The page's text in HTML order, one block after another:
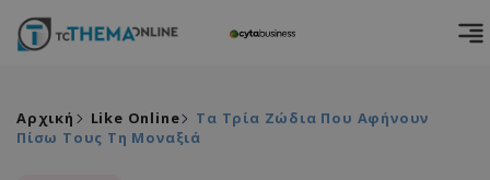
Αρχική Like Online
Τα Τρία Ζώδια Που Αφήνουν
Πίσω Τους Τη Μοναξιά